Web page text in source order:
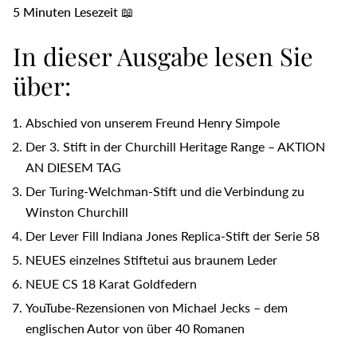
5 Minuten Lesezeit 📖
In dieser Ausgabe lesen Sie
über:
Abschied von unserem Freund Henry Simpole
Der 3. Stift in der Churchill Heritage Range – AKTION
AN DIESEM TAG
Der Turing-Welchman-Stift und die Verbindung zu
Winston Churchill
Der Lever Fill Indiana Jones Replica-Stift der Serie 58
NEUES einzelnes Stiftetui aus braunem Leder
NEUE CS 18 Karat Goldfedern
YouTube-Rezensionen von Michael Jecks – dem
englischen Autor von über 40 Romanen